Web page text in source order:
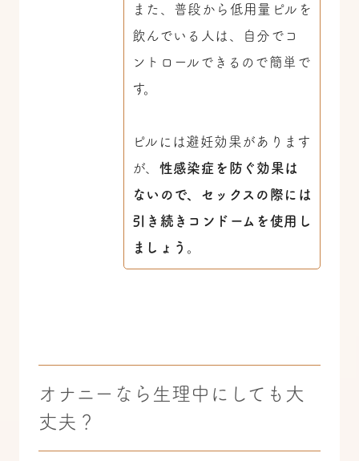
また、普段から低用量ピルを
飲んでいる人は、自分でコ
ントロールできるので簡単で
す。
ピルには避妊効果があります
が、 性感染症を防ぐ効果は
ないので、セックスの際には
引き続きコンドームを使用し
ましょう 。
オナニーなら生理中にしても大
丈夫？